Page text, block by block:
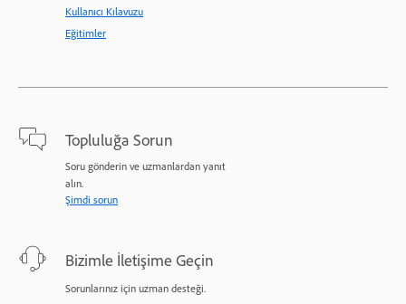
Kullanıcı Kılavuzu
Eğitimler
Topluluğa Sorun
Soru gönderin ve uzmanlardan yanıt
alın.
Şimdi sorun
Bizimle İletişime Geçin
Sorunlarınız için uzman desteği.